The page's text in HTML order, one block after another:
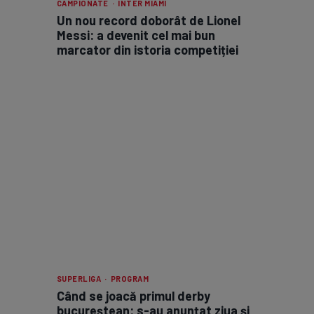
CAMPIONATE · INTER MIAMI
Un nou record doborât de Lionel
Messi: a devenit cel mai bun
marcator din istoria competiției
SUPERLIGA · PROGRAM
Când se joacă primul derby
bucureștean: s-au anunțat ziua și